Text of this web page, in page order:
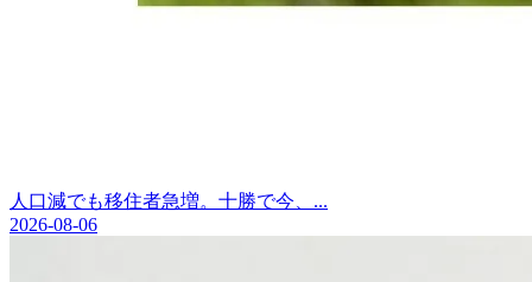
人口減でも移住者急増。十勝で今、...
2026-08-06